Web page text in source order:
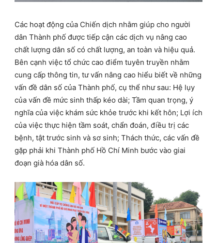
Các hoạt động của Chiến dịch nhằm giúp cho người
dân Thành phố được tiếp cận các dịch vụ nâng cao
chất lượng dân số có chất lượng, an toàn và hiệu quả.
Bên cạnh việc tổ chức cao điểm tuyên truyền nhằm
cung cấp thông tin, tư vấn nâng cao hiểu biết về những
vấn đề dân số của Thành phố, cụ thể như sau: Hệ lụy
của vấn đề mức sinh thấp kéo dài; Tầm quan trọng, ý
nghĩa của việc khám sức khỏe trước khi kết hôn; Lợi ích
của việc thực hiện tầm soát, chẩn đoán, điều trị các
bệnh, tật trước sinh và sơ sinh; Thách thức, các vấn đề
gặp phải khi Thành phố Hồ Chí Minh bước vào giai
đoạn già hóa dân số.